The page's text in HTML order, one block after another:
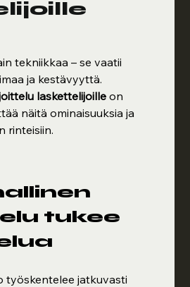
tekniikkaa – se vaatii
ja kestävyyttä.
laskettelijoille on
näitä ominaisuuksia ja
rinteisiin.
tukee
työskentelee jatkuvasti